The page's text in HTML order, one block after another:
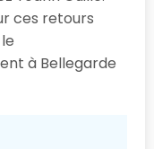
ces retours
à Bellegarde